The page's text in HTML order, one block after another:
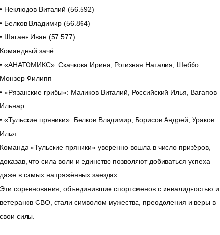
• Неклюдов Виталий (56.592)
• Белков Владимир (56.864)
• Шагаев Иван (57.577)
Командный зачёт:
• «АНАТОМИКС»: Скачкова Ирина, Рогизная Наталия, Шеббо
Монзер Филипп
• «Рязанские грибы»: Маликов Виталий, Российский Илья, Вагапов
Ильнар
• «Тульские пряники»: Белков Владимир, Борисов Андрей, Ураков
Илья
Команда «Тульские пряники» уверенно вошла в число призёров,
доказав, что сила воли и единство позволяют добиваться успеха
даже в самых напряжённых заездах.
Эти соревнования, объединившие спортсменов с инвалидностью и
ветеранов СВО, стали символом мужества, преодоления и веры в
свои силы.